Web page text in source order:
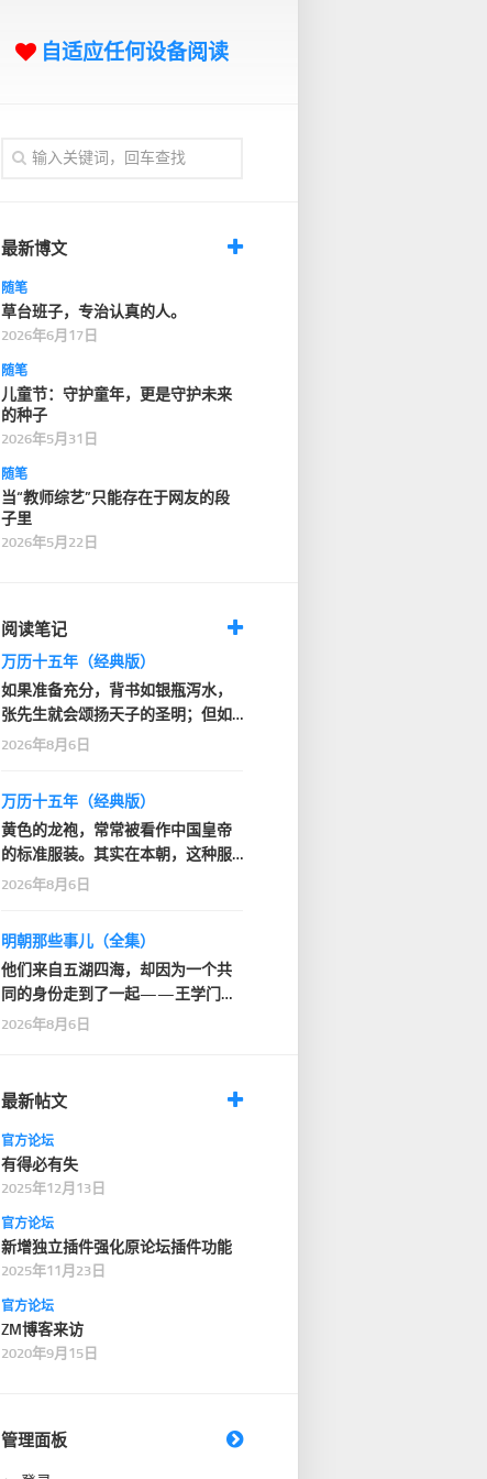
自适应任何设备阅读
最新博文
随笔
草台班子，专治认真的人。
2026年6月17日
随笔
儿童节：守护童年，更是守护未来
的种子
2026年5月31日
随笔
当“教师综艺”只能存在于网友的段
子里
2026年5月22日
阅读笔记
万历十五年（经典版）
如果准备充分，背书如银瓶泻水，
张先生就会颂扬天子的圣明；但如
果背得结结巴巴或者…
2026年8月6日
万历十五年（经典版）
黄色的龙袍，常常被看作中国皇帝
的标准服装。其实在本朝，这种服
装只在一般性的仪式…
2026年8月6日
明朝那些事儿（全集）
他们来自五湖四海，却因为一个共
同的身份走到了一起——王学门
人。
2026年8月6日
最新帖文
官方论坛
有得必有失
2025年12月13日
官方论坛
新增独立插件强化原论坛插件功能
2025年11月23日
官方论坛
ZM博客来访
2020年9月15日
管理面板